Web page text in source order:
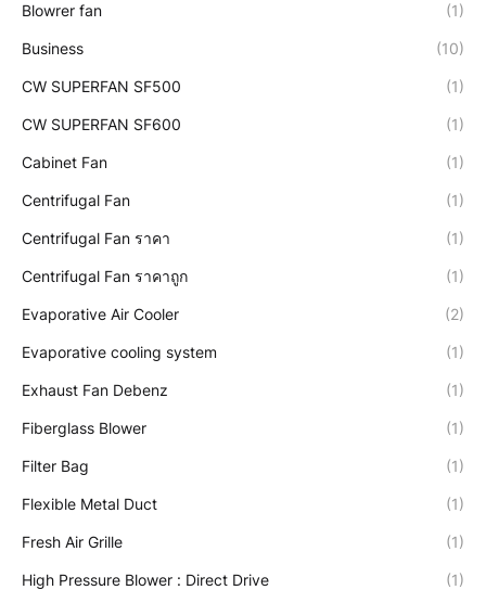
Blowrer fan (1)
Business (10)
CW SUPERFAN SF500 (1)
CW SUPERFAN SF600 (1)
Cabinet Fan (1)
Centrifugal Fan (1)
Centrifugal Fan ราคา (1)
Centrifugal Fan ราคาถูก (1)
Evaporative Air Cooler (2)
Evaporative cooling system (1)
Exhaust Fan Debenz (1)
Fiberglass Blower (1)
Filter Bag (1)
Flexible Metal Duct (1)
Fresh Air Grille (1)
High Pressure Blower : Direct Drive (1)